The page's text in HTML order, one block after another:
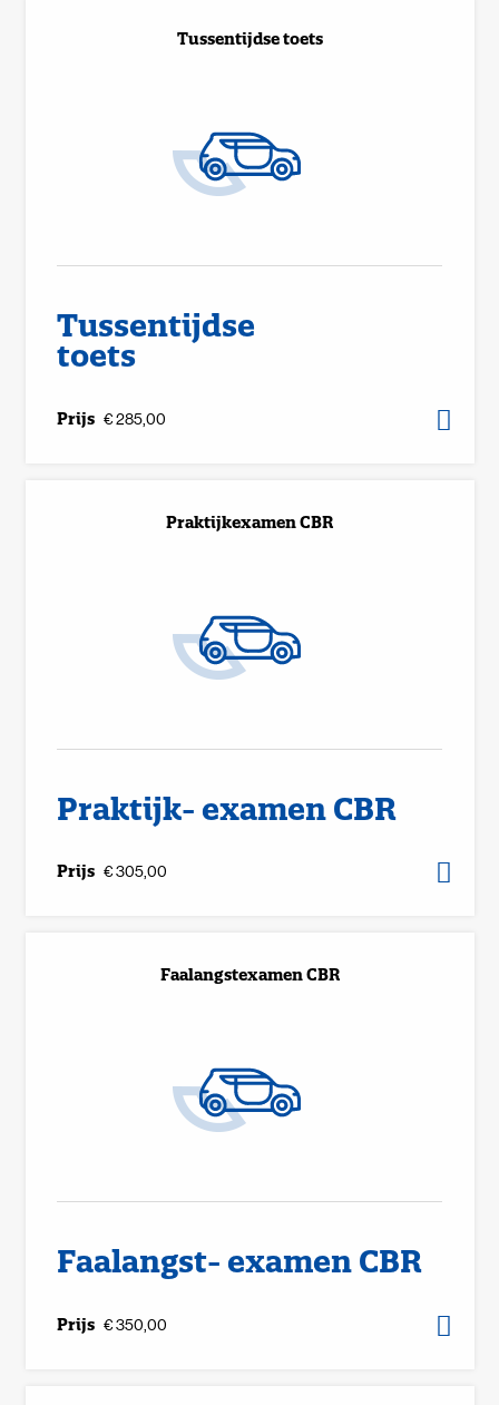
Tussentijdse toets
Tussentijdse
toets
Prijs € 285,00
Praktijkexamen CBR
Praktijk- examen CBR
Prijs € 305,00
Faalangstexamen CBR
Faalangst- examen CBR
Prijs € 350,00